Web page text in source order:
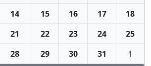
14 15 16 17
18
21 22 23 24
25
28 29 30 31 1